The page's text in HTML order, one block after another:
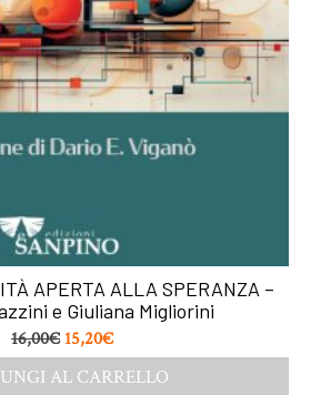
APERTA ALLA SPERANZA –
e Giuliana Migliorini
16,00€ 15,20€
AL CARRELLO